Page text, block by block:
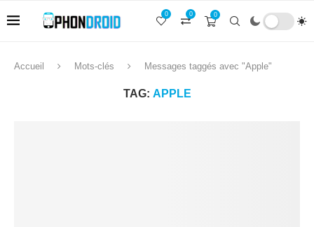
0
0
0
Accueil Mots-clés Messages taggés avec "Apple"
TAG: APPLE